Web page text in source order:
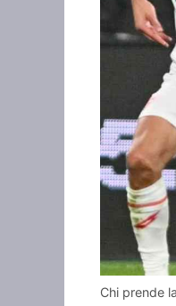
Chi prende